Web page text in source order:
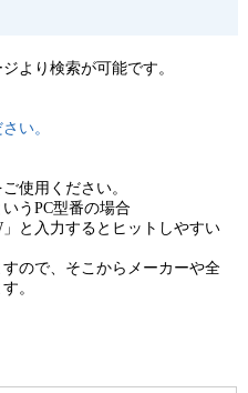
より検索が可能です。
い。
使用ください。
うPC型番の場合
と入力するとヒットしやすい
ので、そこからメーカーや全
。